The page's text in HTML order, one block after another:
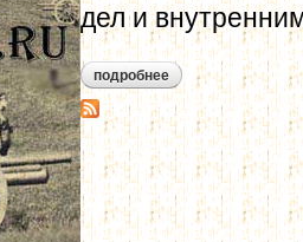
дел и
подробнее о 8. морское